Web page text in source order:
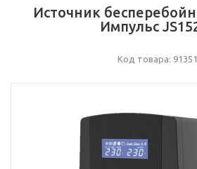
Источник
Импульс
Код товара: 91351